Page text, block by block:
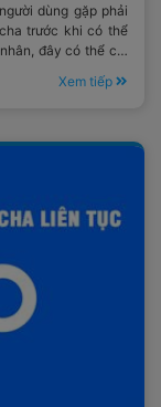
dùng gặp phải
trước khi có thể
đây có thể chỉ
Xem tiếp